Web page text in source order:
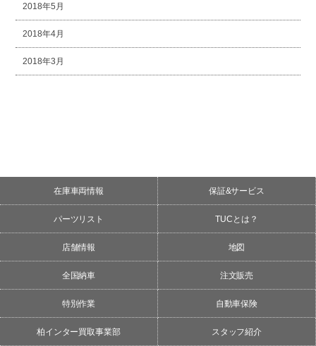
2018年5月
2018年4月
2018年3月
在庫車両情報 保証&サービス
パーツリスト TUCとは？
店舗情報 地図
全国納車 注文販売
特別作業 自動車保険
柏インター買取事業部 スタッフ紹介